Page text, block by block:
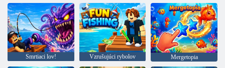
Smrtiaci lov! Vzrušujúci rybolov Mergetopia